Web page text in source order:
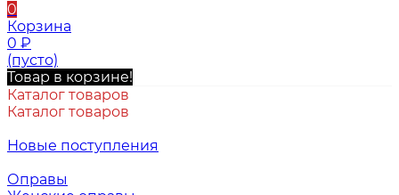
0
Корзина
0 ₽
(пусто)
Товар в корзине!
Каталог товаров
Каталог товаров
Новые поступления
Оправы